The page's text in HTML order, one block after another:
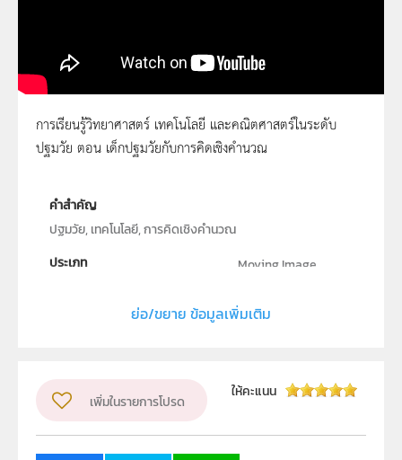
เด็กปฐมวัยกับการคิดเชิงคำนวณ
การเรียนรู้วิทยาศาสตร์ เทคโนโลยี และคณิตศาสตร์ในระดับ
ปฐมวัย ตอน เด็กปฐมวัยกับการคิดเชิงคำนวณ
คำสำคัญ
ปฐมวัย, เทคโนโลยี, การคิดเชิงคำนวณ
ประเภท
Moving Image
สถาบันส่งเสริมการสอนวิทยาศาสตร์และเทคโนโลยี (สสวท.)
วิชา
ย่อ/ขยาย ข้อมูลเพิ่มเติม
เพิ่มในรายการโปรด
ให้คะแนน